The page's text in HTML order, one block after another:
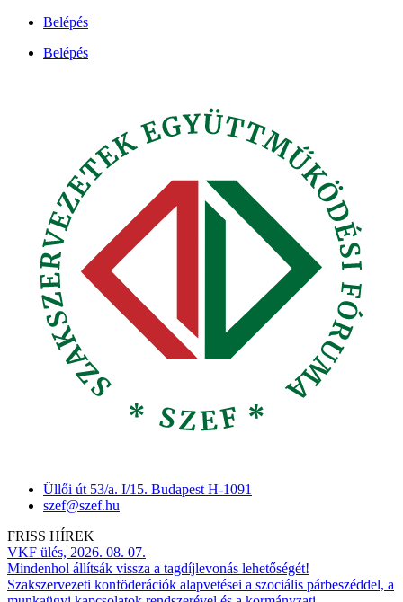
Ugrás
tartalomhoz
Belépés
Belépés
Üllői út 53/a. I/15. Budapest H-1091
szef@szef.hu
FRISS HÍREK
VKF ülés, 2026. 08. 07.
Mindenhol állítsák vissza a tagdíjlevonás lehetőségét!
Szakszervezeti konföderációk alapvetései a szociális párbeszéddel, a